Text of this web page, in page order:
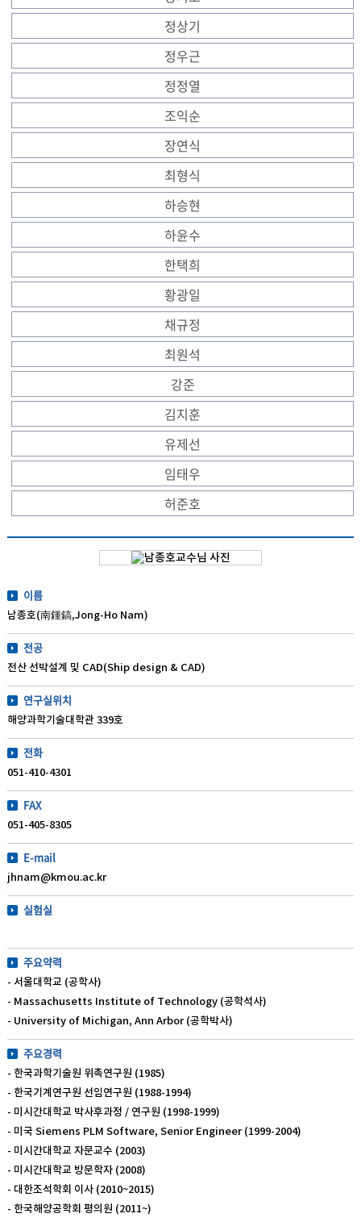
정상기
정우근
정정열
조익순
장연식
최형식
하승현
하윤수
한택희
황광일
채규정
최원석
강준
김지훈
유제선
임태우
허준호
이름
남종호(南鍾鎬,Jong-Ho Nam)
전공
전산 선박설계 및 CAD(Ship design & CAD)
연구실위치
해양과학기술대학관 339호
전화
051-410-4301
FAX
051-405-8305
E-mail
jhnam@kmou.ac.kr
실험실
주요약력
- 서울대학교 (공학사)
- Massachusetts Institute of Technology (공학석사)
- University of Michigan, Ann Arbor (공학박사)
주요경력
- 한국과학기술원 위촉연구원 (1985)
- 한국기계연구원 선임연구원 (1988-1994)
- 미시간대학교 박사후과정 / 연구원 (1998-1999)
- 미국 Siemens PLM Software, Senior Engineer (1999-2004)
- 미시간대학교 자문교수 (2003)
- 미시간대학교 방문학자 (2008)
- 대한조석학회 이사 (2010~2015)
- 한국해양공학회 평의원 (2011~)